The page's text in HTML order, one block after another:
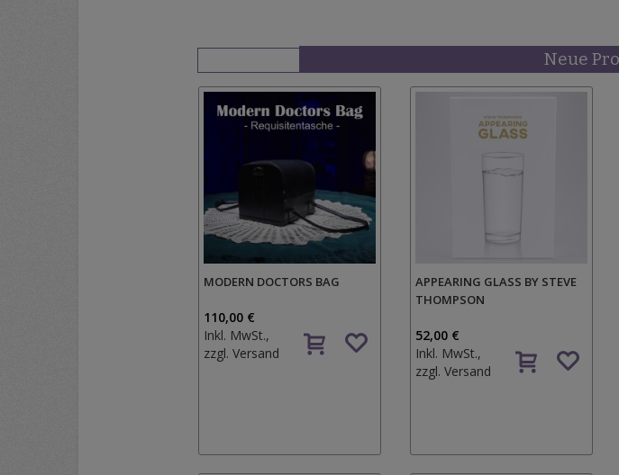
Neue
MODERN DOCTORS BAG
110,00 €
Inkl. MwSt.,
zzgl. Versand
APPEARING GLASS BY STEVE
THOMPSON
52,00 €
Inkl. MwSt.,
zzgl. Versand